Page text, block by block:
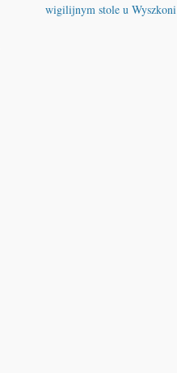
wigilijnym stole u